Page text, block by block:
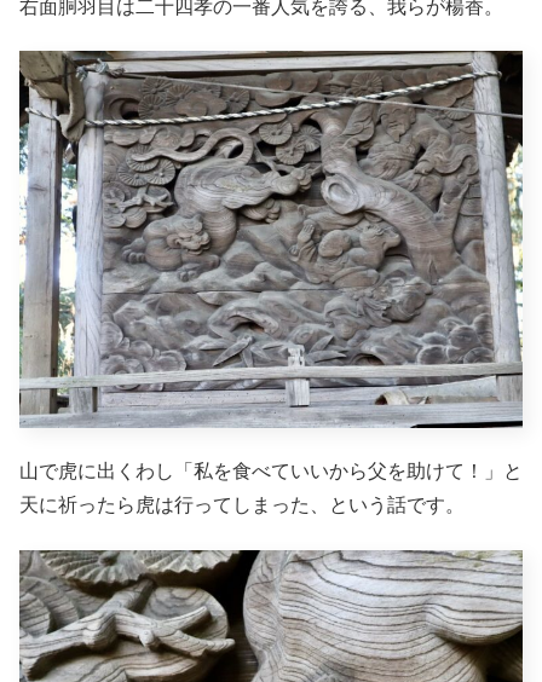
右面胴羽目は二十四孝の一番人気を誇る、我らが楊香。
山で虎に出くわし「私を食べていいから父を助けて！」と
天に祈ったら虎は行ってしまった、という話です。